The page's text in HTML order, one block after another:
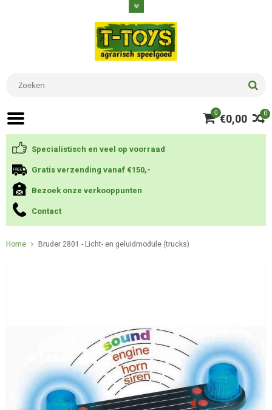
0
0 €0,00
Specialistisch en veel op voorraad
Gratis verzending vanaf €150,-
Bezoek onze verkooppunten
Contact
Home Bruder 2801 - Licht- en geluidmodule (trucks)